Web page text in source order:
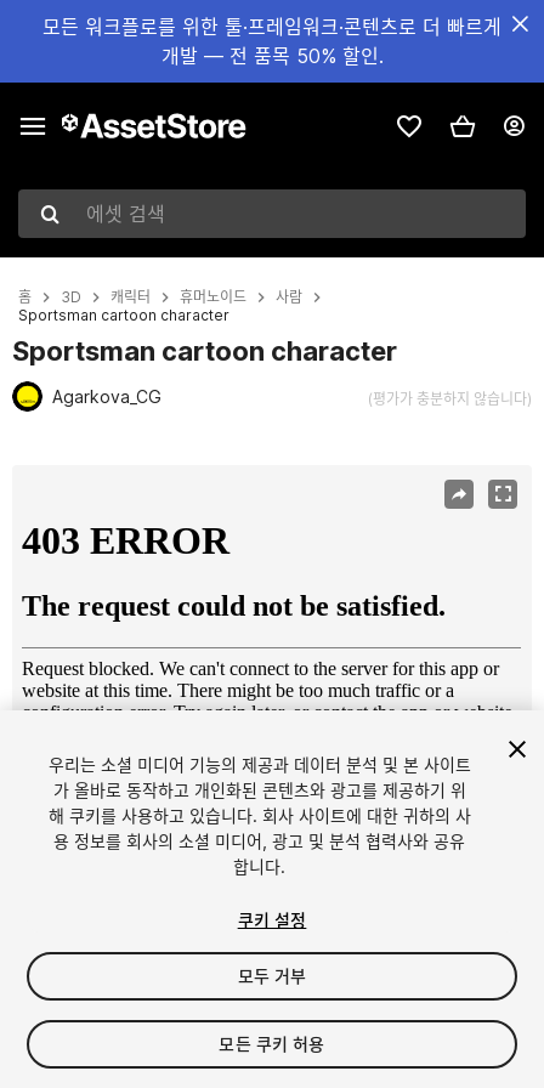
모든 워크플로를 위한 툴·프레임워크·콘텐츠로 더 빠르게
개발 — 전 품목 50% 할인.
에셋 검색
홈 3D 캐릭터 휴머노이드
사람
Sportsman cartoon character
Sportsman cartoon character
Agarkova_CG (평가가 충분하지 않습니다)
1/9
$4.99
세금/부가세는 결제 시 반영됩니다.
우리는 소셜 미디어 기능의 제공과 데이터 분석 및 본 사이트
가 올바로 동작하고 개인화된 콘텐츠와 광고를 제공하기 위
해 쿠키를 사용하고 있습니다. 회사 사이트에 대한 귀하의 사
용 정보를 회사의 소셜 미디어, 광고 및 분석 협력사와 공유
합니다.
쿠키 설정
모두 거부
모든 쿠키 허용